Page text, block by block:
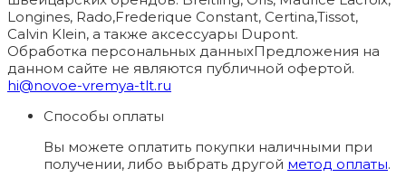
Longines, Rado,Frederique Constant, Certina,Tissot,
Calvin Klein, а также аксессуары Dupont.
Обработка персональных данныхПредложения на
данном сайте не являются публичной офертой.
hi@novoe-vremya-tlt.ru
Способы оплаты
Вы можете оплатить покупки наличными при
получении, либо выбрать другой метод оплаты.